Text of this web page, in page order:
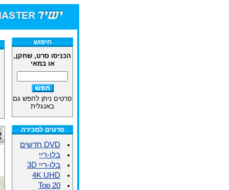
חיפוש
הכניסו סרט, שחקן,
או במאי
סרטים ניתן לחפש גם
באנגלית
סרטים למכירה
DVD חדשים
בלו-ריי
בלו-ריי 3D
4K UHD
Top 20